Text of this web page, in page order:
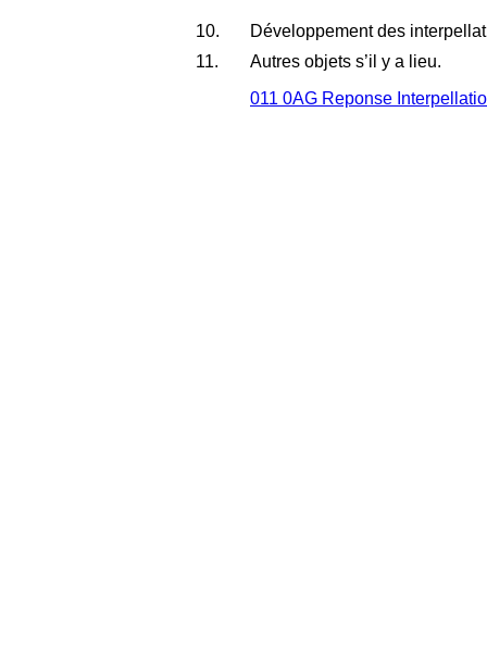
10.
Développement des
11.
Autres objets s’il y a lieu.
011 0AG Reponse